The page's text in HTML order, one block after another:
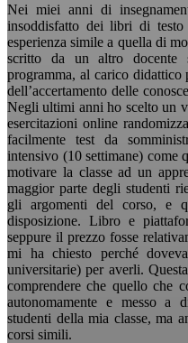
Nei miei anni di
insoddisfatto dei libri di testo
esperienza simile a quella di
scritto da un altro docente
programma, al carico didattico
dell’accertamento delle
Negli ultimi anni ho scelto un
esercitazioni online
facilmente test da
intensivo (10 settimane) come
motivare la classe ad un
maggior parte degli studenti
gli argomenti del corso, e
disposizione. Libro e
seppure il prezzo fosse
mi ha chiesto perché
universitarie) per averli.
comprendere che quello che
autonomamente e messo a
studenti della mia classe, ma
corsi simili.